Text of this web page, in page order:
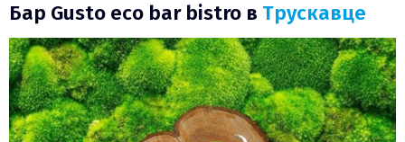
Бар Gusto eco bar bistro в Трускавце